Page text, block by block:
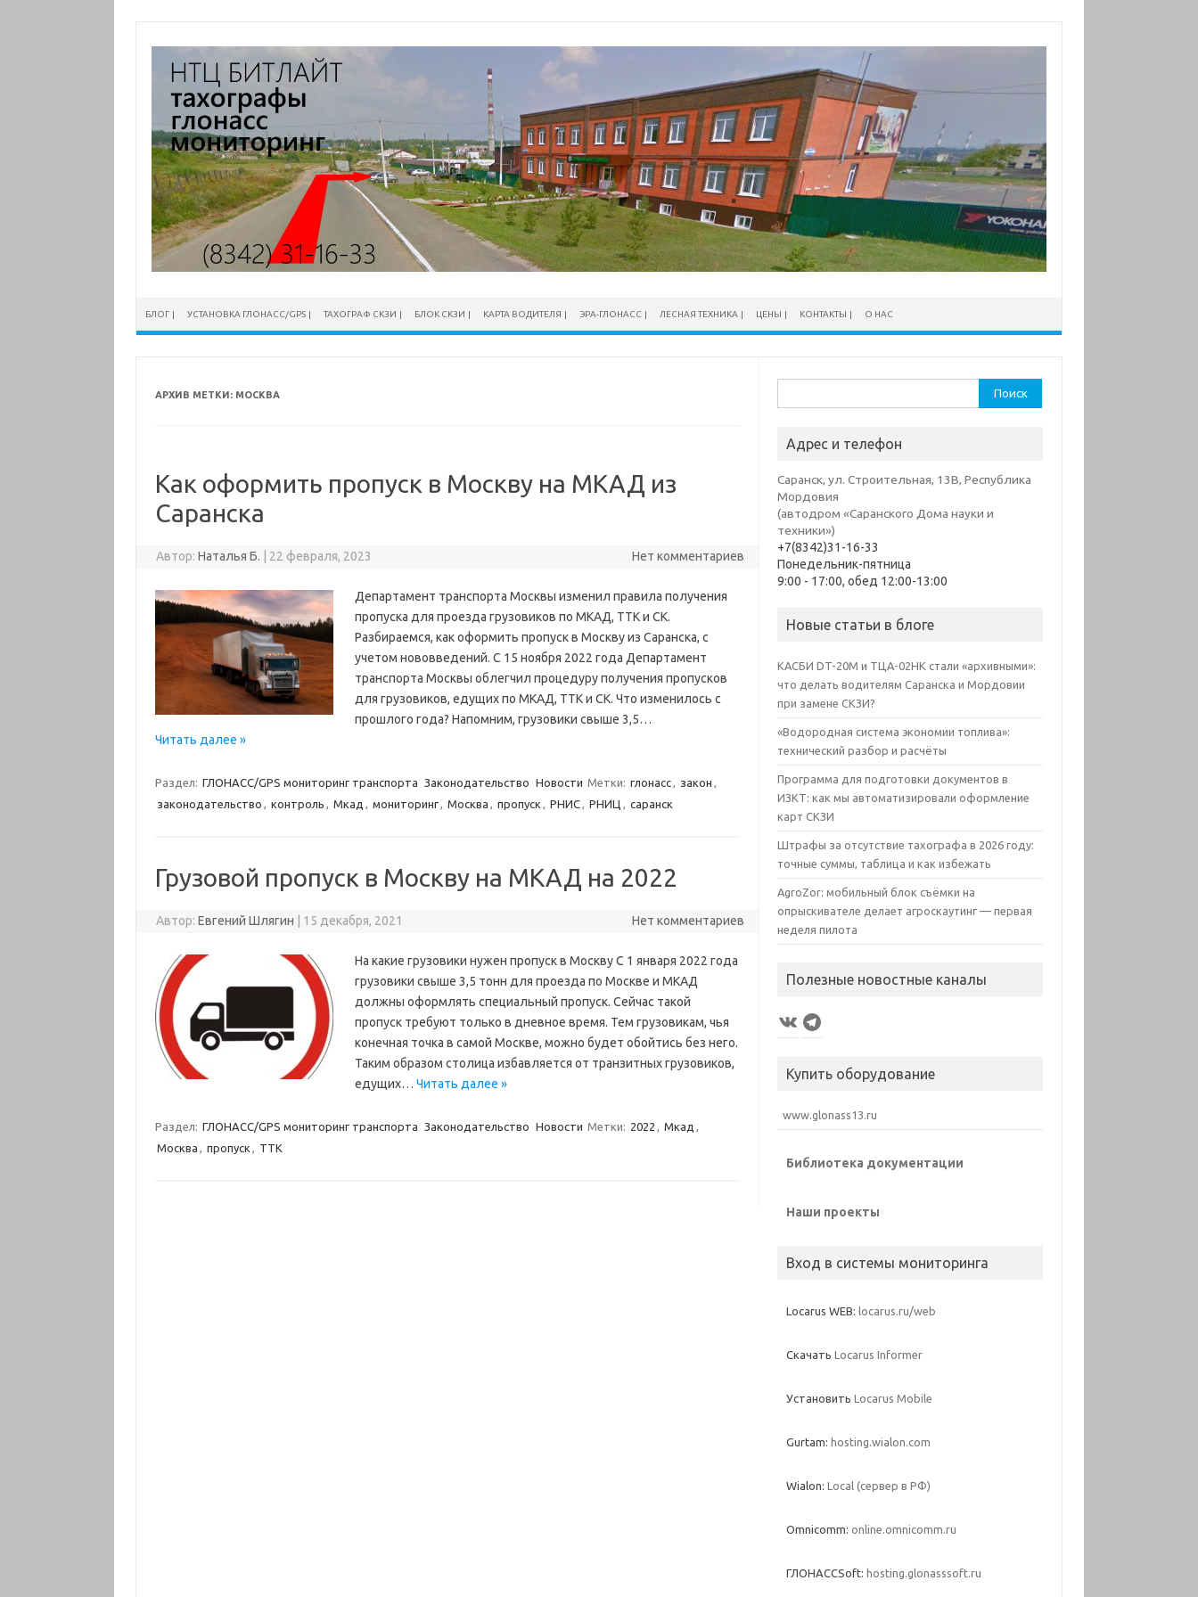
содержимому
БЛОГ УСТАНОВКА ГЛОНАСС/GPS ТАХОГРАФ СКЗИ БЛОК СКЗИ КАРТА ВОДИТЕЛЯ ЭРА-ГЛОНАСС ЛЕСНАЯ ТЕХНИКА ЦЕНЫ КОНТАКТЫ О НАС
АРХИВ МЕТКИ: МОСКВА
Как оформить пропуск в Москву на МКАД из
Саранска
Автор:Наталья Б. | 22 февраля, 2023 Нет комментариев
Департамент транспорта Москвы изменил правила получения
пропуска для проезда грузовиков по МКАД, ТТК и СК.
Разбираемся, как оформить пропуск в Москву из Саранска, с
учетом нововведений. С 15 ноября 2022 года Департамент
транспорта Москвы облегчил процедуру получения пропусков
для грузовиков, едущих по МКАД, ТТК и СК. Что изменилось с
прошлого года? Напомним, грузовики свыше 3,5…
Читать далее »
Раздел: ГЛОНАСС/GPS мониторинг транспорта Законодательство Новости Метки: глонасс закон
законодательство
контроль Мкад мониторинг Москва пропуск РНИС РНИЦ саранск
Грузовой пропуск в Москву на МКАД на 2022
Автор:Евгений Шлягин | 15 декабря, 2021 Нет комментариев
На какие грузовики нужен пропуск в Москву С 1 января 2022 года
грузовики свыше 3,5 тонн для проезда по Москве и МКАД
должны оформлять специальный пропуск. Сейчас такой
пропуск требуют только в дневное время. Тем грузовикам, чья
конечная точка в самой Москве, можно будет обойтись без него.
Таким образом столица избавляется от транзитных грузовиков,
едущих… Читать далее »
Раздел: ГЛОНАСС/GPS мониторинг транспорта Законодательство Новости Метки: 2022 Мкад
Москва
пропуск ТТК
Адрес и телефон
Саранск, ул. Строительная, 13В, Республика
Мордовия
(автодром «Саранского Дома науки и
техники»)
+7(8342)31-16-33
Понедельник-пятница
9:00 - 17:00, обед 12:00-13:00
Новые статьи в блоге
КАСБИ DT-20M и ТЦА-02НК стали «архивными»:
что делать водителям Саранска и Мордовии
при замене СКЗИ?
«Водородная система экономии топлива»:
технический разбор и расчёты
Программа для подготовки документов в
ИЗКТ: как мы автоматизировали оформление
карт СКЗИ
Штрафы за отсутствие тахографа в 2026 году:
точные суммы, таблица и как избежать
AgroZor: мобильный блок съёмки на
опрыскивателе делает агроскаутинг — первая
неделя пилота
Полезные новостные каналы
VK Telegram
Купить оборудование
www.glonass13.ru
Библиотека документации
Наши проекты
Вход в системы мониторинга
Locarus WEB:locarus.ru/web
СкачатьLocarus Informer
УстановитьLocarus Mobile
Gurtam:hosting.wialon.com
Wialon:Local (сервер в РФ)
Omnicomm: online.omnicomm.ru
ГЛОНАССSoft:hosting.glonasssoft.ru